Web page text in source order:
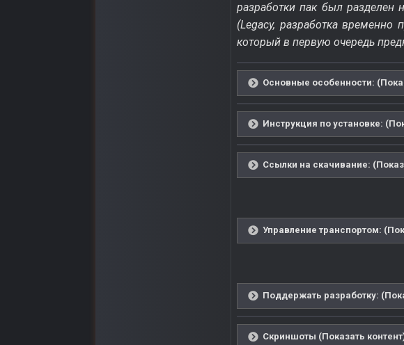
разработки пак был
(Legacy, разработка временно
который в первую очередь
Основные особенности:
Инструкция по установке:
Ссылки на скачивание:
Управление транспортом:
Поддержать разработку:
Скриншоты (Показать